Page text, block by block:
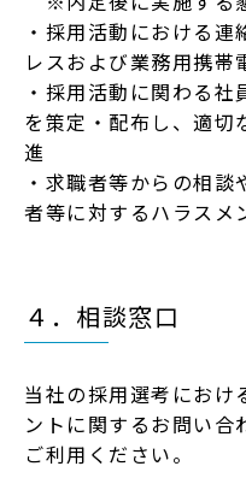
・採⽤活動における
レスおよび業務⽤携帯
・採⽤活動に関わる
を策定・配布し、適切
進
・求職者等からの相
者等に対するハラスメ
４．相談窓⼝
当社の採⽤選考におけ
ントに関するお問い合
ご利⽤ください。